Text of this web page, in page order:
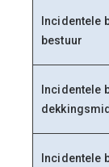
Incidentele
bestuur
Incidentele
Incidentele